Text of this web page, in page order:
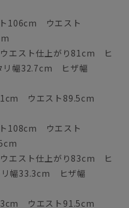
106cm ウエスト
エスト仕上がり81cm ヒ
幅32.7cm ヒザ幅
ウエスト89.5cm
108cm ウエスト
エスト仕上がり83cm ヒ
幅33.3cm ヒザ幅
ウエスト91.5cm